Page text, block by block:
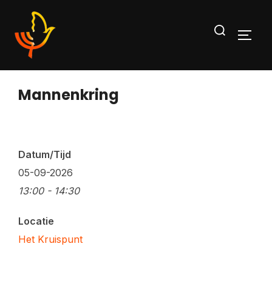
inhoud
Zoek
Mannenkring
Datum/Tijd
05-09-2026
13:00 - 14:30
Locatie
Het Kruispunt